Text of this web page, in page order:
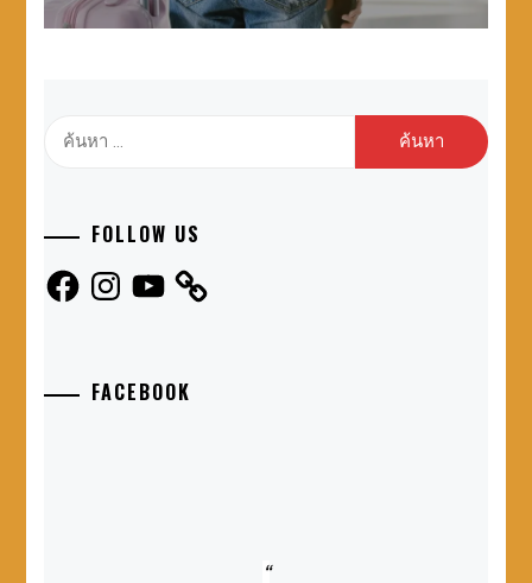
ค้นหา
FOLLOW US
FacebookInstagramYouTube
FACEBOOK